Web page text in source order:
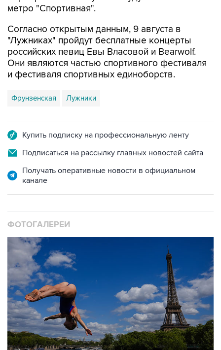
метро "Спортивная".
Согласно открытым данным, 9 августа в
"Лужниках" пройдут бесплатные концерты
российских певиц Евы Власовой и Bearwolf.
Они являются частью спортивного фестиваля
и фестиваля спортивных единоборств.
Фрунзенская Лужники
Купить подписку на профессиональную ленту
Подписаться на рассылку главных новостей сайта
Получать оперативные новости в официальном
канале
ФОТОГАЛЕРЕИ